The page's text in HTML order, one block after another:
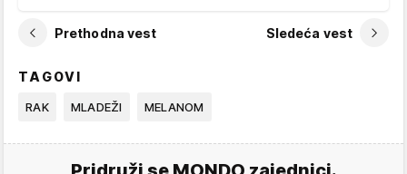
Prethodna vest Sledeća vest
TAGOVI
RAK MLADEŽI MELANOM